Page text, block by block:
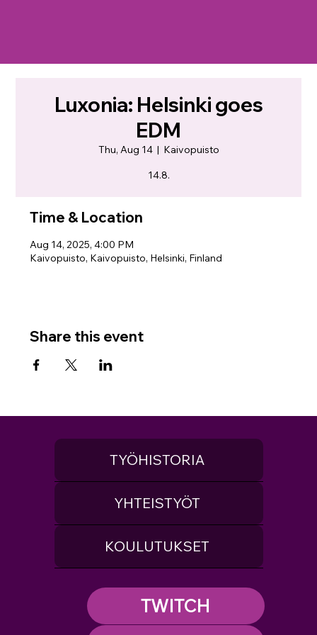
Luxonia: Helsinki goes
EDM
Thu, Aug 14
  |
Kaivopuisto
14.8.
Time & Location
Aug 14, 2025, 4:00 PM
Kaivopuisto, Kaivopuisto, Helsinki, Finland
Share this event
TWITCH
TYÖHISTORIA
YHTEISTYÖT
KOULUTUKSET